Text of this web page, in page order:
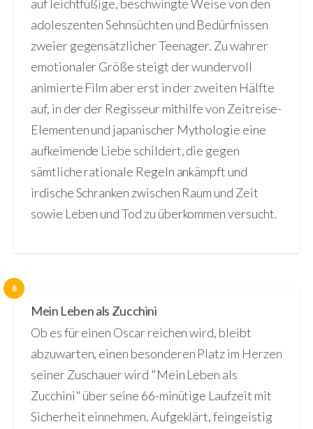
auf leichtfüßige, beschwingte Weise von den
adoleszenten Sehnsüchten und Bedürfnissen
zweier gegensätzlicher Teenager. Zu wahrer
emotionaler Größe steigt der wundervoll
animierte Film aber erst in der zweiten Hälfte
auf, in der der Regisseur mithilfe von Zeitreise-
Elementen und japanischer Mythologie eine
aufkeimende Liebe schildert, die gegen
sämtliche rationale Regeln ankämpft und
irdische Schranken zwischen Raum und Zeit
sowie Leben und Tod zu überkommen versucht.
8
Mein Leben als Zucchini
Ob es für einen Oscar reichen wird, bleibt
abzuwarten, einen besonderen Platz im Herzen
seiner Zuschauer wird "Mein Leben als
Zucchini" über seine 66-minütige Laufzeit mit
Sicherheit einnehmen. Aufgeklärt, feingeistig